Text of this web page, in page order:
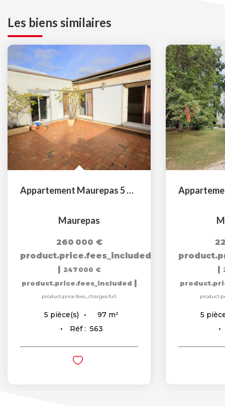
Les biens similaires
Appartement Maurepas 5 pièce(s) 97 m2
Maurepas
260 000 €
product.price.fees_included
| 247 000 €
product.price.fees_included |
product.price.fees_charges.full
5 pièce(s) 97 m²
Réf : 563
|
5